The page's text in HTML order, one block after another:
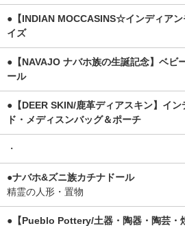
●【INDIAN MOCCASINS☆インディア
イズ
●【NAVAJO ナバホ族の生誕記念】ベビ
ール
●【DEER SKIN/鹿革ディアスキン】イン
ド・メディスンバッグ＆ポーチ
・
●ナバホ&ズニ族カチナドール
精霊の人形・置物
●【Pueblo Pottery/土器・陶器・陶芸・